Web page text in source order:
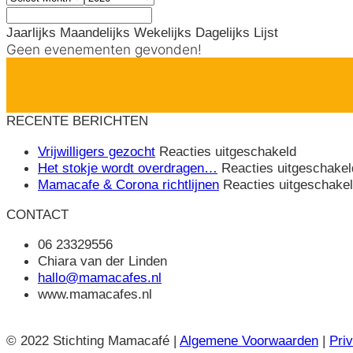
Jaarlijks Maandelijks Wekelijks Dagelijks Lijst
Geen evenementen gevonden!
RECENTE BERICHTEN
Vrijwilligers gezocht Reacties uitgeschakeldvoor
gezocht
Het stokje wordt overdragen… Reacties
Mamacafe & Corona richtlijnen Reacties
CONTACT
06 23329556
Chiara van der Linden
hallo@mamacafes.nl
www.mamacafes.nl
© 2022 Stichting Mamacafé | Algemene Voorwaarden |